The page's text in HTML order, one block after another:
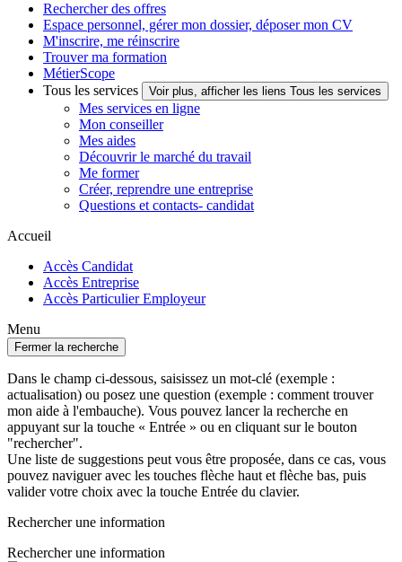
Rechercher des offres
Espace personnel, gérer mon dossier, déposer mon CV
M'inscrire, me réinscrire
Trouver ma formation
MétierScope
Tous les services
Voir plus, afficher les liens Tous les services
Mes services en ligne
Mon conseiller
Mes aides
Découvrir le marché du travail
Me former
Créer, reprendre une entreprise
Questions et contacts- candidat
Accueil
Accès Candidat
Accès Entreprise
Accès Particulier Employeur
Menu
Fermer la recherche
Dans le champ ci-dessous, saisissez un mot-clé (exemple :
actualisation) ou posez une question (exemple : comment trouver
mon aide à l'embauche). Vous pouvez lancer la recherche en
appuyant sur la touche « Entrée » ou en cliquant sur le bouton
"rechercher".
Une liste de suggestions peut vous être proposée, dans ce cas, vous
pouvez naviguer avec les touches flèche haut et flèche bas, puis
valider votre choix avec la touche Entrée du clavier.
Rechercher une information
Rechercher une information